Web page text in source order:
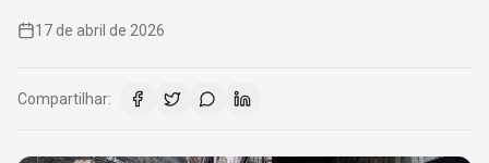
17 de abril de 2026
Compartilhar: